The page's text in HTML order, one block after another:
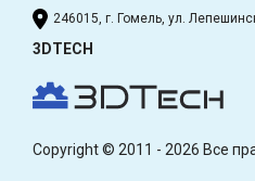
246015, г. Гомель, ул.
3DTECH
Copyright © 2011 - 2026 Все